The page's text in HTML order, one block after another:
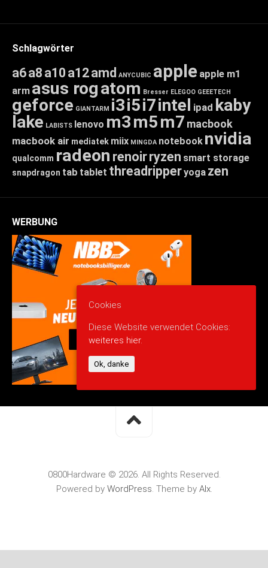
Schlagwörter
a6a8 a10 a12amd ANYCUBIC apple apple m1
arm asus rogatom Bresser ELEGOO GEEETECH
geforce GIANTARM i3i5i7intel ipad kaby
lake LABISTS lenovo m3m5m7 macbook
macbook air mediatek miix MINGDA notebook nvidia
qualcomm radeon renoirryzen smart storage
snapdragon tab tablet threadripperyoga zen
WERBUNG
0800Hardware © 2026. All Rights Reserved.
Powered by WordPress. Theme by Alx.
Cookies
Diese Website verwendet Cookies:
weiteres hier.
Ok, danke